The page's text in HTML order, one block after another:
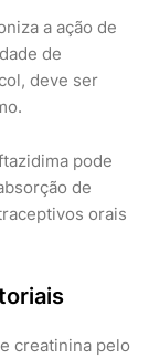
a ação de
de
deve ser
pode
de
orais
creatinina pelo